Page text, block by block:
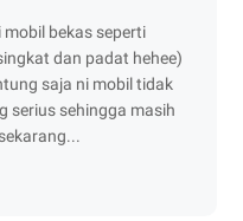
mobil bekas seperti
dan padat hehee)
saja ni mobil tidak
serius sehingga masih